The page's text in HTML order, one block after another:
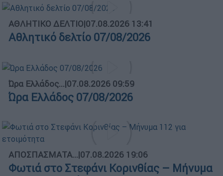
ΑΘΛΗΤΙΚΟ ΔΕΛΤΙΟ|07.08.2026 13:41
Αθλητικό δελτίο 07/08/2026
Ώρα Ελλάδος...|07.08.2026 09:59
Ώρα Ελλάδος 07/08/2026
ΑΠΟΣΠΑΣΜΑΤΑ...|07.08.2026 19:06
Φωτιά στο Στεφάνι Κορινθίας – Μήνυμα